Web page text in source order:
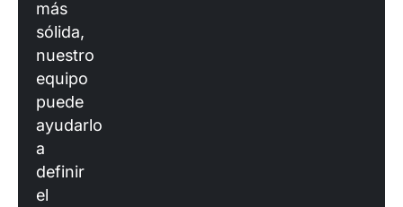
más
sólida,
nuestro
equipo
puede
ayudarlo
a
definir
el